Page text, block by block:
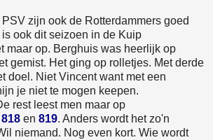
zijn ook de Rotterdammers goed
ook dit seizoen in de Kuip
maar op. Berghuis was heerlijk op
gemist. Het ging op rolletjes. Met derde
doel. Niet Vincent want met een
je niet te mogen keepen.
rest leest men maar op
818 en 819. Anders wordt het zo'n
niemand. Nog even kort. Wie wordt